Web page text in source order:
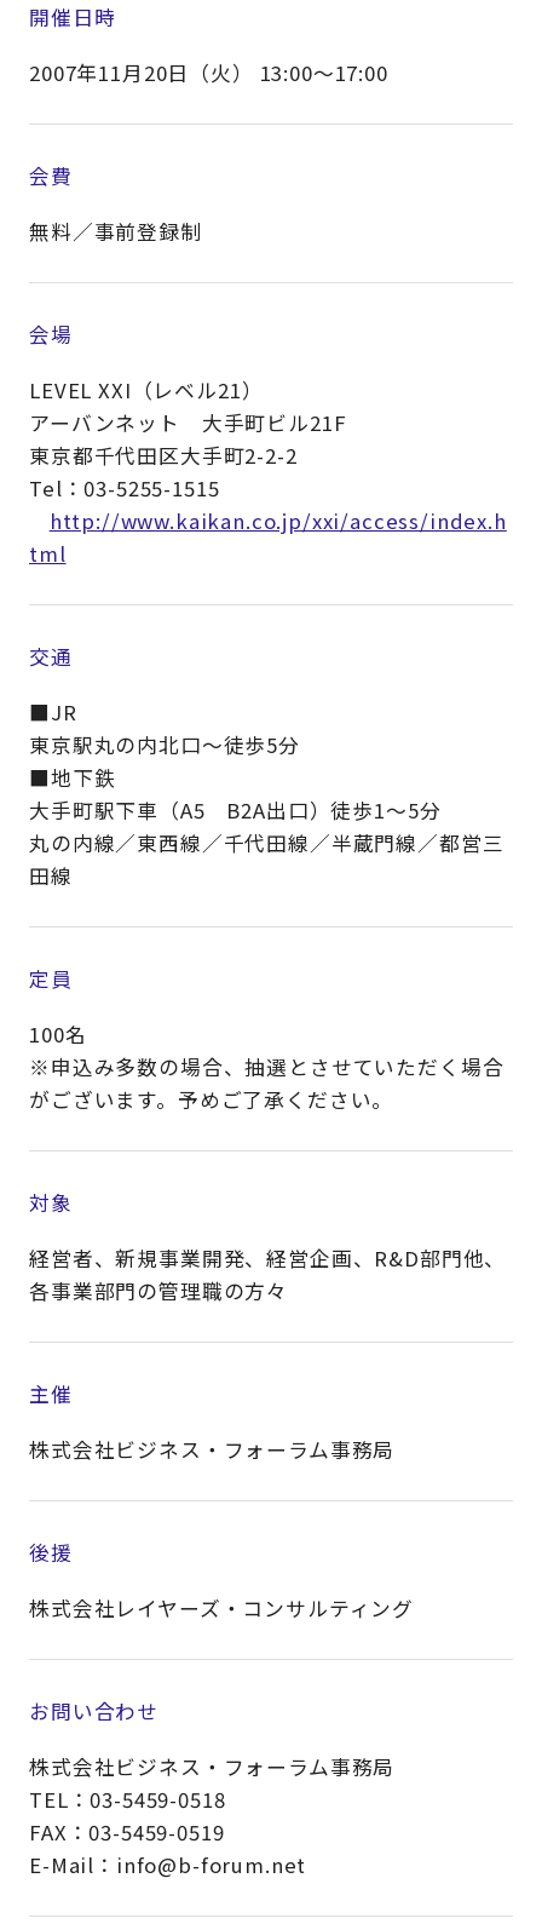
開催日時
2007年11月20日（火） 13:00～17:00
会費
無料／事前登録制
会場
LEVEL XXI（レベル21）
アーバンネット 大手町ビル21F
東京都千代田区大手町2-2-2
Tel：03-5255-1515
http://www.kaikan.co.jp/xxi/access/index.h
tml
交通
■JR
東京駅丸の内北口～徒歩5分
■地下鉄
大手町駅下車（A5 B2A出口）徒歩1～5分
丸の内線／東西線／千代田線／半蔵門線／都営三
田線
定員
100名
※申込み多数の場合、抽選とさせていただく場合
がございます。予めご了承ください。
対象
経営者、新規事業開発、経営企画、R&D部門他、
各事業部門の管理職の方々​
主催
株式会社ビジネス・フォーラム事務局
後援
株式会社レイヤーズ・コンサルティング
お問い合わせ
株式会社ビジネス・フォーラム事務局
TEL：03-5459-0518
FAX：03-5459-0519
E-Mail：info@b-forum.net